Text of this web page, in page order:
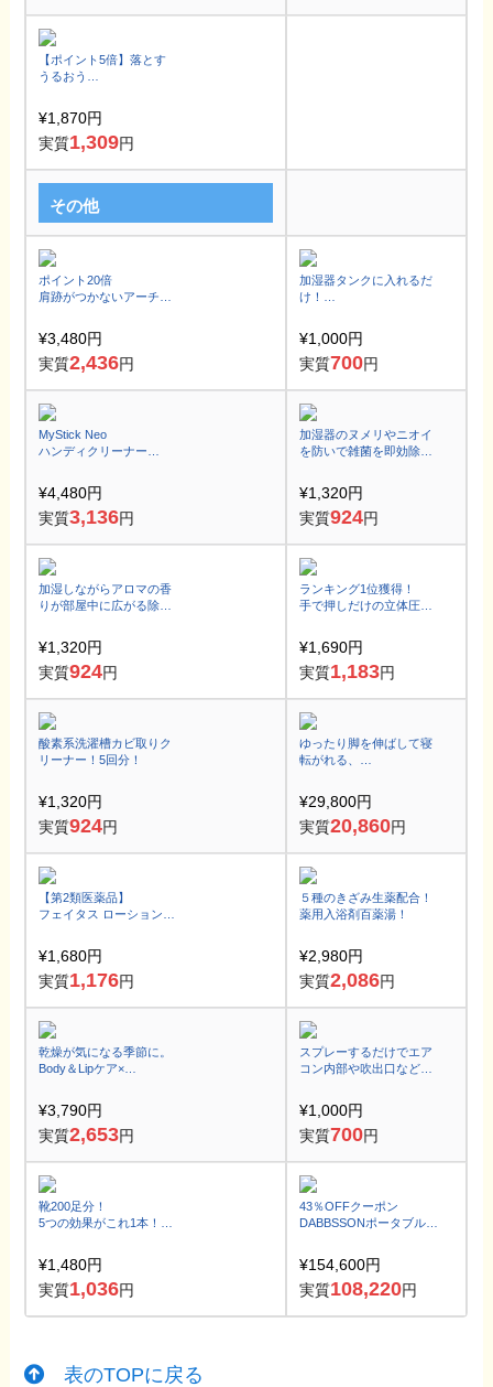
【ポイント5倍】落とす
うるおう
実力派とろスベオイルで
キメ美肌へ
¥1,870円
実質1,309円
その他
ポイント20倍
肩跡がつかないアーチハ
高級感があり並べるとシ
ョップの様♪
¥3,480円
実質2,436円
加湿器タンクに入れるだ
け！
月間除菌が持続
¥1,000円
実質700円
MyStick Neo
ハンディクリーナー
USB-C対応
¥4,480円
実質3,136円
加湿器のヌメリやニオイ
を防いで雑菌を即効除去
給水タンクに水と一緒に
入れるだけ！
¥1,320円
実質924円
加湿しながらアロマの香
りが部屋中に広がる除菌
雑菌とヌメリも抑える！
¥1,320円
実質924円
ランキング1位獲得！
手で押しだけの立体圧縮
害虫から衣類を保護
¥1,690円
実質1,183円
酸素系洗濯槽カビ取りク
リーナー！5回分！
¥1,320円
実質924円
ゆったり脚を伸ばして寝
転がれる、
¥29,800円
実質20,860円
【第2類医薬品】
フェイタス ローション
ェルビナク3.0％配合！
¥1,680円
実質1,176円
５種のきざみ生薬配合！
薬用入浴剤百薬湯！
¥2,980円
実質2,086円
乾燥が気になる季節に。
Body＆Lipケア×
¥3,790円
実質2,653円
スプレーするだけでエア
コン内部や吹出口などの
¥1,000円
実質700円
靴200足分！
5つの効果がこれ1本！
¥1,480円
実質1,036円
43％OFFクーポン
DABBSSONポータブル電
節電 防災車中泊
¥154,600円
実質108,220円
表のTOPに戻る